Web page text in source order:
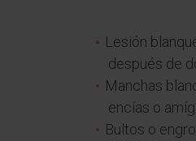
Lesión
después de
Manchas
encías o
Bultos o